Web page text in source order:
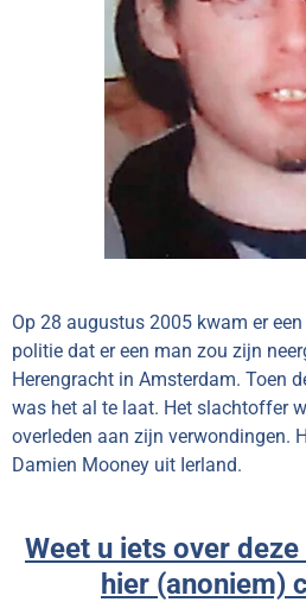
Op 28 augustus 2005 kwam er
politie dat er een man zou zijn
Herengracht in Amsterdam. Toen
was het al te laat. Het slachtoffer
overleden aan zijn verwondingen.
Damien Mooney uit Ierland.
Weet u iets over
hier (anoniem)